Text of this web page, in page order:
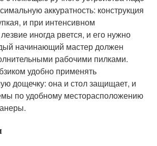
аккуратность: конструкция
и при интенсивном
иногда рвется, и его нужно
начинающий мастер должен
рабочими пилками.
удобно применять
дощечку: она и стол защищает, и
по удобному месторасположению